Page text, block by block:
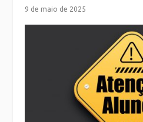
9 de maio de 2025